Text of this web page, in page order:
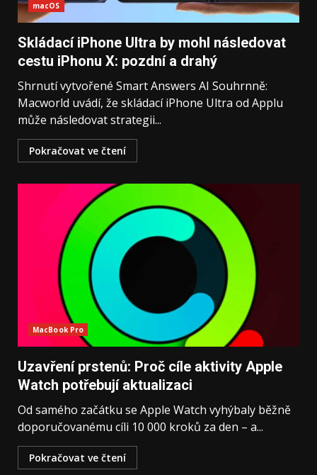
macOS
Skládací iPhone Ultra by mohl následovat
cestu iPhonu X: pozdní a drahý
Shrnutí vytvořené Smart Answers AI Souhrnně:
Macworld uvádí, že skládací iPhone Ultra od Applu
může následovat strategii...
Pokračovat ve čtení
MacBook Pro
Uzavření prstenů: Proč cíle aktivity Apple
Watch potřebují aktualizaci
Od samého začátku se Apple Watch vyhýbaly běžně
doporučovanému cíli 10 000 kroků za den – a...
Pokračovat ve čtení